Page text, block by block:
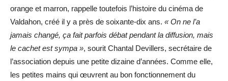
orange et marron, rappelle toutefois l’histoire du cinéma de
Valdahon, créé il y a près de soixante-dix ans. « On ne l’a
jamais changé, ça fait parfois débat pendant la diffusion, mais
le cachet est sympa », sourit Chantal Devillers, secrétaire de
l’association depuis une petite dizaine d’années. Comme elle,
les petites mains qui œuvrent au bon fonctionnement du